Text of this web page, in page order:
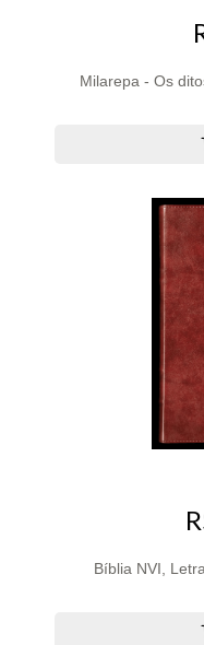
Milarepa - Os
Bíblia NVI,